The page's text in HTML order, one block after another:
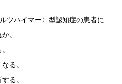
ツハイマー〉型認知症の患者に
。
る。
る。